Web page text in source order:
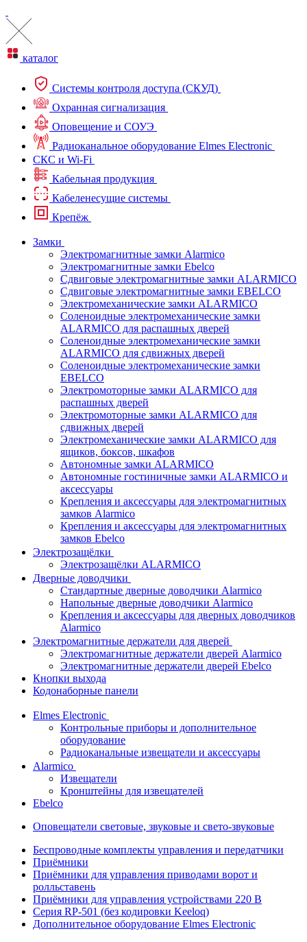
каталог
Системы контроля доступа (СКУД)
Охранная сигнализация
Оповещение и СОУЭ
Радиоканальное оборудование Elmes Electronic
СКС и Wi-Fi
Кабельная продукция
Кабеленесущие системы
Крепёж
Замки
Электромагнитные замки Alarmico
Электромагнитные замки Ebelco
Сдвиговые электромагнитные замки ALARMICO
Сдвиговые электромагнитные замки EBELCO
Электромеханические замки ALARMICO
Соленоидные электромеханические замки
ALARMICO для распашных дверей
Соленоидные электромеханические замки
ALARMICO для сдвижных дверей
Соленоидные электромеханические замки
EBELCO
Электромоторные замки ALARMICO для
распашных дверей
Электромоторные замки ALARMICO для
сдвижных дверей
Электромеханические замки ALARMICO для
ящиков, боксов, шкафов
Автономные замки ALARMICO
Автономные гостиничные замки ALARMICO и
аксессуары
Крепления и аксессуары для электромагнитных
замков Alarmico
Крепления и аксессуары для электромагнитных
замков Ebelco
Электрозащёлки
Электрозащёлки ALARMICO
Дверные доводчики
Стандартные дверные доводчики Alarmico
Напольные дверные доводчики Alarmico
Крепления и аксессуары для дверных доводчиков
Alarmico
Электромагнитные держатели для дверей
Электромагнитные держатели дверей Alarmico
Электромагнитные держатели дверей Ebelco
Кнопки выхода
Кодонаборные панели
Elmes Electronic
Контрольные приборы и дополнительное
оборудование
Радиоканальные извещатели и аксессуары
Alarmico
Извещатели
Кронштейны для извещателей
Ebelco
Оповещатели световые, звуковые и свето-звуковые
Беспроводные комплекты управления и передатчики
Приёмники
Приёмники для управления приводами ворот и
ролльставень
Приёмники для управления устройствами 220 В
Серия RP-501 (без кодировки Keeloq)
Дополнительное оборудование Elmes Electronic